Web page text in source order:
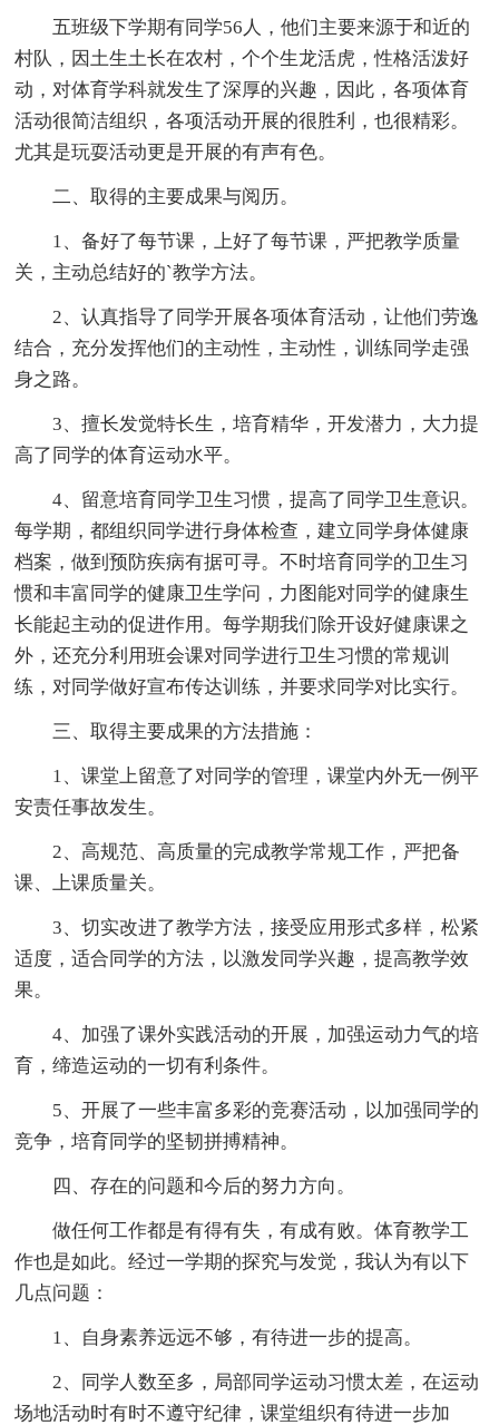
五班级下学期有同学56人，他们主要来源于和近的
村队，因土生土长在农村，个个生龙活虎，性格活泼好
动，对体育学科就发生了深厚的兴趣，因此，各项体育
活动很简洁组织，各项活动开展的很胜利，也很精彩。
尤其是玩耍活动更是开展的有声有色。
二、取得的主要成果与阅历。
1、备好了每节课，上好了每节课，严把教学质量
关，主动总结好的`教学方法。
2、认真指导了同学开展各项体育活动，让他们劳逸
结合，充分发挥他们的主动性，主动性，训练同学走强
身之路。
3、擅长发觉特长生，培育精华，开发潜力，大力提
高了同学的体育运动水平。
4、留意培育同学卫生习惯，提高了同学卫生意识。
每学期，都组织同学进行身体检查，建立同学身体健康
档案，做到预防疾病有据可寻。不时培育同学的卫生习
惯和丰富同学的健康卫生学问，力图能对同学的健康生
长能起主动的促进作用。每学期我们除开设好健康课之
外，还充分利用班会课对同学进行卫生习惯的常规训
练，对同学做好宣布传达训练，并要求同学对比实行。
三、取得主要成果的方法措施：
1、课堂上留意了对同学的管理，课堂内外无一例平
安责任事故发生。
2、高规范、高质量的完成教学常规工作，严把备
课、上课质量关。
3、切实改进了教学方法，接受应用形式多样，松紧
适度，适合同学的方法，以激发同学兴趣，提高教学效
果。
4、加强了课外实践活动的开展，加强运动力气的培
育，缔造运动的一切有利条件。
5、开展了一些丰富多彩的竞赛活动，以加强同学的
竞争，培育同学的坚韧拼搏精神。
四、存在的问题和今后的努力方向。
做任何工作都是有得有失，有成有败。体育教学工
作也是如此。经过一学期的探究与发觉，我认为有以下
几点问题：
1、自身素养远远不够，有待进一步的提高。
2、同学人数至多，局部同学运动习惯太差，在运动
场地活动时有时不遵守纪律，课堂组织有待进一步加